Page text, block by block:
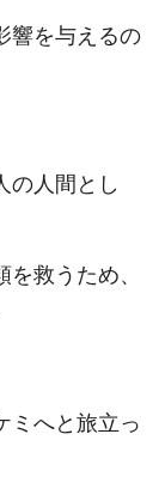
響を与えるの
の人間とし
救うため、
ミへと旅立っ